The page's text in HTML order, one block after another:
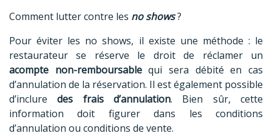
Comment lutter contre les no shows?
Pour éviter les no shows, il existe une méthode : le
restaurateur se réserve le droit de réclamer un
acompte non-remboursablequi sera débité en cas
d’annulation de la réservation. Il est également possible
d’inclure des frais d’annulation. Bien sûr, cette
information doit figurer dans les conditions
d’annulation ou conditions de vente.